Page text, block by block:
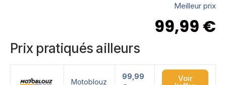
Meilleur prix
99,99 €
Prix pratiqués ailleurs
Motoblouz
99,99
Voir